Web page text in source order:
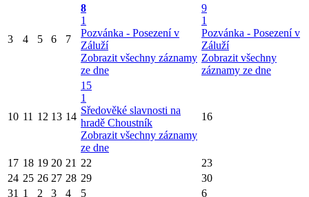
3 4 5 6 7
8
1
Pozvánka - Posezení v
Záluží
Zobrazit všechny záznamy
ze dne
9
1
Pozvánka - Posezení v
Záluží
Zobrazit všechny
záznamy ze dne
10 11 12 13 14
15
1
Sředověké slavnosti na
hradě Choustník
Zobrazit všechny záznamy
ze dne
16
17 18 19 20 21 22
23
24 25 26 27 28 29
30
31 1 2 3 4 5 6